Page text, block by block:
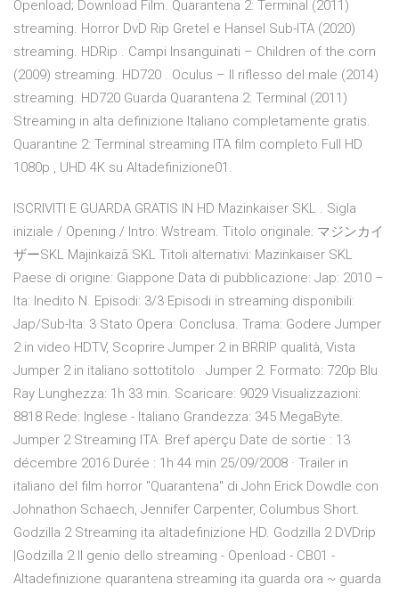
Openload; Download Film. Quarantena 2: Terminal (2011)
streaming. Horror DvD Rip Gretel e Hansel Sub-ITA (2020)
streaming. HDRip . Campi Insanguinati – Children of the corn
(2009) streaming. HD720 . Oculus – Il riflesso del male (2014)
streaming. HD720 Guarda Quarantena 2: Terminal (2011)
Streaming in alta definizione Italiano completamente gratis.
Quarantine 2: Terminal streaming ITA film completo Full HD
1080p , UHD 4K su Altadefinizione01.
ISCRIVITI E GUARDA GRATIS IN HD Mazinkaiser SKL . Sigla
iniziale / Opening / Intro: Wstream. Titolo originale: マジンカイ
ザーSKL Majinkaizā SKL Titoli alternativi: Mazinkaiser SKL
Paese di origine: Giappone Data di pubblicazione: Jap: 2010 –
Ita: Inedito N. Episodi: 3/3 Episodi in streaming disponibili:
Jap/Sub-Ita: 3 Stato Opera: Conclusa. Trama: Godere Jumper
2 in video HDTV, Scoprire Jumper 2 in BRRIP qualità, Vista
Jumper 2 in italiano sottotitolo . Jumper 2. Formato: 720p Blu
Ray Lunghezza: 1h 33 min. Scaricare: 9029 Visualizzazioni:
8818 Rede: Inglese - Italiano Grandezza: 345 MegaByte.
Jumper 2 Streaming ITA. Bref aperçu Date de sortie : 13
décembre 2016 Durée : 1h 44 min 25/09/2008 · Trailer in
italiano del film horror "Quarantena" di John Erick Dowdle con
Johnathon Schaech, Jennifer Carpenter, Columbus Short.
Godzilla 2 Streaming ita altadefinizione HD. Godzilla 2 DVDrip
|Godzilla 2 Il genio dello streaming - Openload - CB01 -
Altadefinizione quarantena streaming ita guarda ora ~ guarda